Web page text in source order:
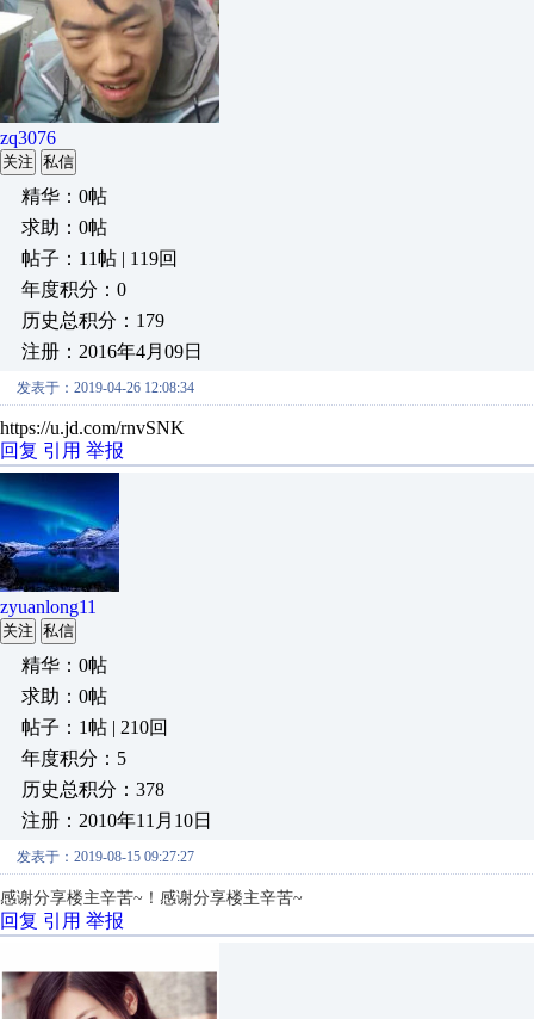
zq3076
关注 私信
精华：0帖
求助：0帖
帖子：11帖 | 119回
年度积分：0
历史总积分：179
注册：2016年4月09日
发表于：2019-04-26 12:08:34
https://u.jd.com/rnvSNK
回复 引用 举报
zyuanlong11
关注 私信
精华：0帖
求助：0帖
帖子：1帖 | 210回
年度积分：5
历史总积分：378
注册：2010年11月10日
发表于：2019-08-15 09:27:27
感谢分享楼主辛苦~！感谢分享楼主辛苦~
回复 引用 举报